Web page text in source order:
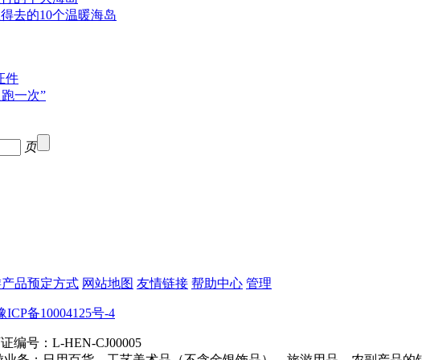
去的10个温暖海岛
件
一次”
页
品预定方式 网站地图 友情链接 帮助中心 管理
ICP备10004125号-4
编号：L-HEN-CJ00005